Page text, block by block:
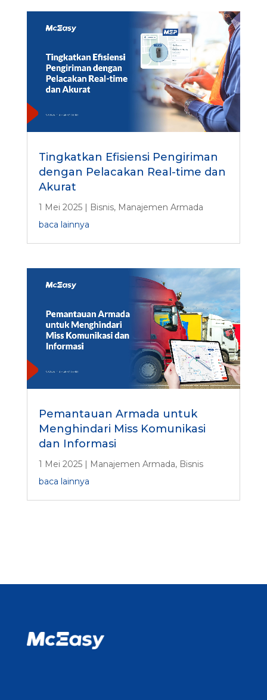
Tingkatkan Efisiensi Pengiriman
dengan Pelacakan Real-time dan
Akurat
1 Mei 2025| Bisnis, Manajemen Armada
baca lainnya
Pemantauan Armada untuk
Menghindari Miss Komunikasi
dan Informasi
1 Mei 2025| Manajemen Armada, Bisnis
baca lainnya